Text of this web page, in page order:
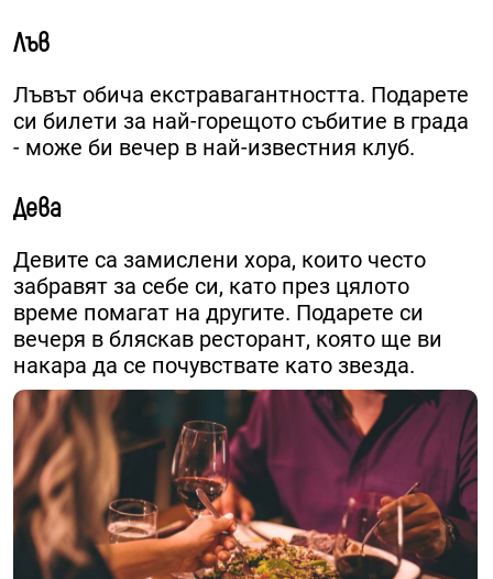
Лъв
Лъвът обича екстравагантността. Подарете
си билети за най-горещото събитие в града
- може би вечер в най-известния клуб.
Дева
Девите са замислени хора, които често
забравят за себе си, като през цялото
време помагат на другите. Подарете си
вечеря в бляскав ресторант, която ще ви
накара да се почувствате като звезда.